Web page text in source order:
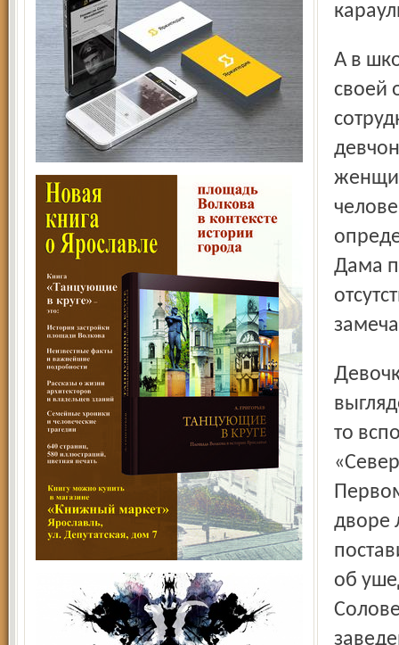
А в школе, в огромном пустом коридоре, стояли, ждали
своей
Дама
Девочки, улыбчивые и говорливые, честно признаться, не
то
дворе
об